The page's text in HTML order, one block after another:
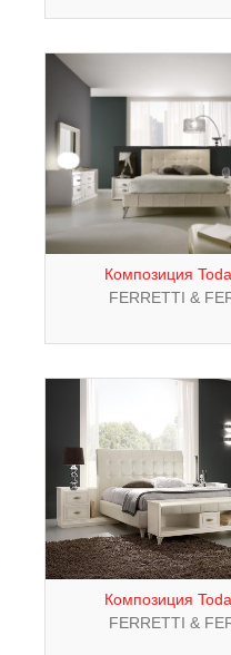
Композиция
FERRETTI &
Композиция
FERRETTI &